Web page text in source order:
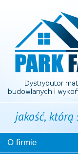
O firmie